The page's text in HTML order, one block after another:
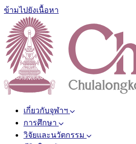
ข้ามไปยังเนื้อหา
เกี่ยวกับจุฬาฯ
การศึกษา
วิจัยและนวัตกรรม